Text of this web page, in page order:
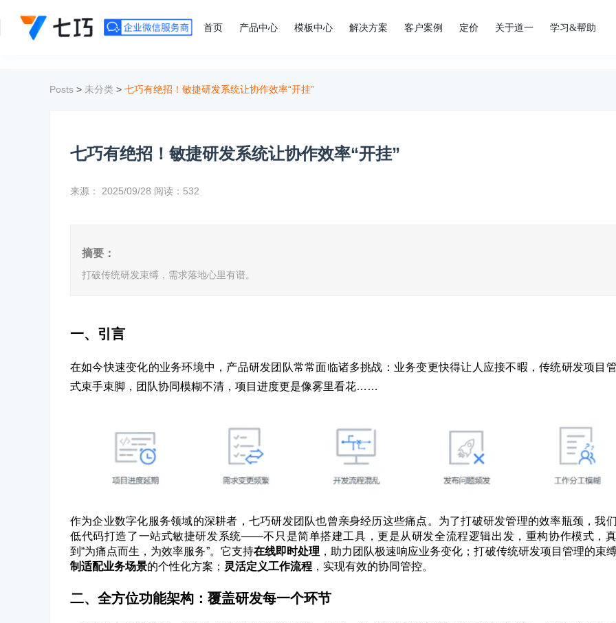
首页 产品中心 模板中心 解决方案 客户案例 定价 关于道一 学习&帮助
Posts > 未分类 > 七巧有绝招！敏捷研发系统让协作效率“开挂”
七巧有绝招！敏捷研发系统让协作效率“开挂”
来源： 2025/09/28 阅读：532
摘要：
打破传统研发束缚，需求落地心里有谱。
一、引言
在如今快速变化的业务环境中，产品研发团队常常面临诸多挑战：业务变更快得让人应接不暇，传统研发项目
式束手束脚，团队协同模糊不清，项目进度更是像雾里看花……
作为企业数字化服务领域的深耕者，七巧研发团队也曾亲身经历这些痛点。为了打破研发管理的效率瓶颈，我
低代码打造了一站式敏捷研发系统——不只 是简单搭建工具，更是从研发全流程逻辑出发，重构协作模式，
到“为痛点而生，为效率服务”。它支持在线即时处理 ，助力团队极速响应业务变化；打破传统研发项目管理的束
制适配业务场景的个性化方案； 灵活定义工作流程 ，实现有效的协同管控。
二、全方位功能架构： 覆盖研发每一个环节